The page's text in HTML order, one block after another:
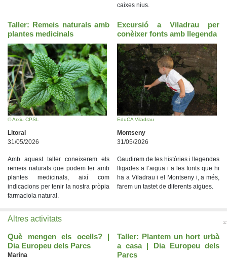
caixes nius.
Taller: Remeis naturals amb
plantes medicinals
© Arxiu CPSL
Litoral
31/05/2026
Amb aquest taller coneixerem els
remeis naturals que podem fer amb
plantes medicinals, així com
indicacions per tenir la nostra pròpia
farmaciola natural.
Excursió a Viladrau per
conèixer fonts amb llegenda
EduCA Viladrau
Montseny
31/05/2026
Gaudirem de les històries i llegendes
lligades a l’aigua i a les fonts que hi
ha a Viladrau i el Montseny i, a més,
farem un tastet de diferents aigües.
Altres activitats
Què mengen els ocells? |
Dia Europeu dels Parcs
Marina
Taller: Plantem un hort urbà
a casa | Dia Europeu dels
Parcs